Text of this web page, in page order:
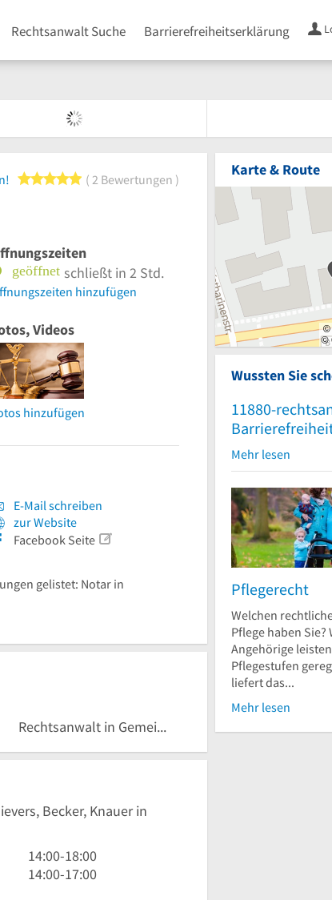
Rechtsanwalt Suche Barrierefreiheitserklärung
5 von 5 Sternen
2 Bewertungen
schließt in 2 Std.
hinzufügen
Videos
hinzufügen
E-Mail schreiben
zur Website
Facebook Seite
gelistet: Notar in
Rechtsanwalt in Gemeinschaft
Becker, Knauer in
14
Uhr
14:00-18:00
14
14:00-17:00
Karte & Route
Wussten Sie
11880-
Mehr lesen
Pflegerecht
Welchen
Pflege haben Sie?
Angehörige
Pflegestufen
liefert das...
Mehr lesen